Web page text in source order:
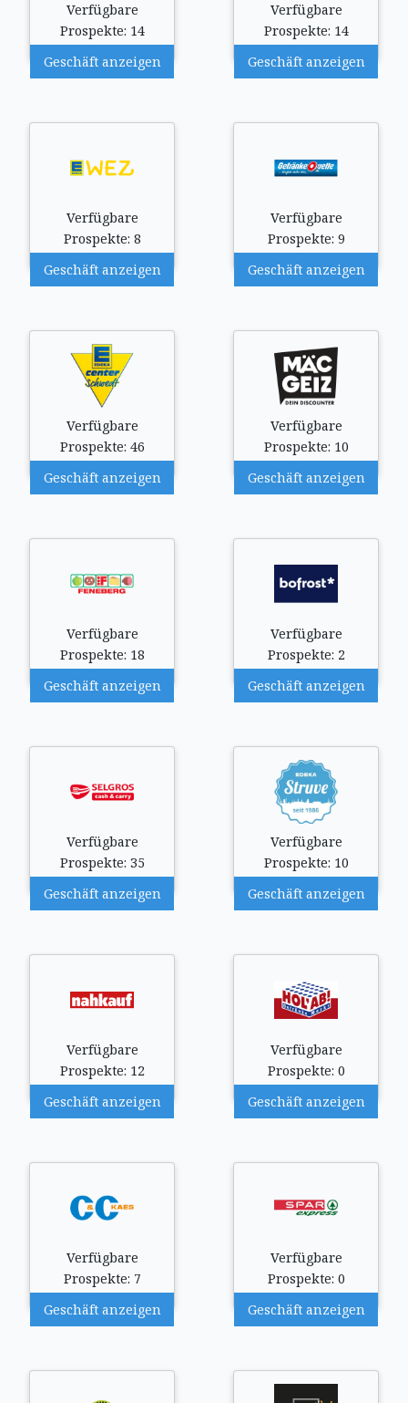
Verfügbare
Prospekte: 14
Geschäft anzeigen
Verfügbare
Prospekte: 14
Geschäft anzeigen
Verfügbare
Prospekte: 8
Geschäft anzeigen
Verfügbare
Prospekte: 9
Geschäft anzeigen
Verfügbare
Prospekte: 46
Geschäft anzeigen
Verfügbare
Prospekte: 10
Geschäft anzeigen
Verfügbare
Prospekte: 18
Geschäft anzeigen
Verfügbare
Prospekte: 2
Geschäft anzeigen
Verfügbare
Prospekte: 35
Geschäft anzeigen
Verfügbare
Prospekte: 10
Geschäft anzeigen
Verfügbare
Prospekte: 12
Geschäft anzeigen
Verfügbare
Prospekte: 0
Geschäft anzeigen
Verfügbare
Prospekte: 7
Geschäft anzeigen
Verfügbare
Prospekte: 0
Geschäft anzeigen